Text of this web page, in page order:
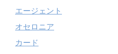
エージェント
オセロニア
カード